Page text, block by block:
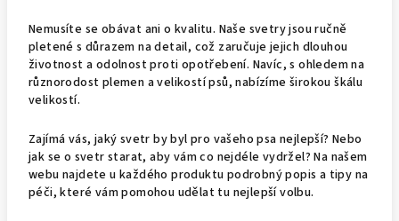
Nemusíte se obávat ani o kvalitu. Naše svetry jsou ručně
pletené s důrazem na detail, což zaručuje jejich dlouhou
životnost a odolnost proti opotřebení. Navíc, s ohledem na
různorodost plemen a velikostí psů, nabízíme širokou škálu
velikostí.
Zajímá vás, jaký svetr by byl pro vašeho psa nejlepší? Nebo
jak se o svetr starat, aby vám co nejdéle vydržel? Na našem
webu najdete u každého produktu podrobný popis a tipy na
péči, které vám pomohou udělat tu nejlepší volbu.